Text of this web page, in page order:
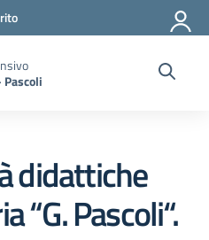
didattiche
“G. Pascoli“.